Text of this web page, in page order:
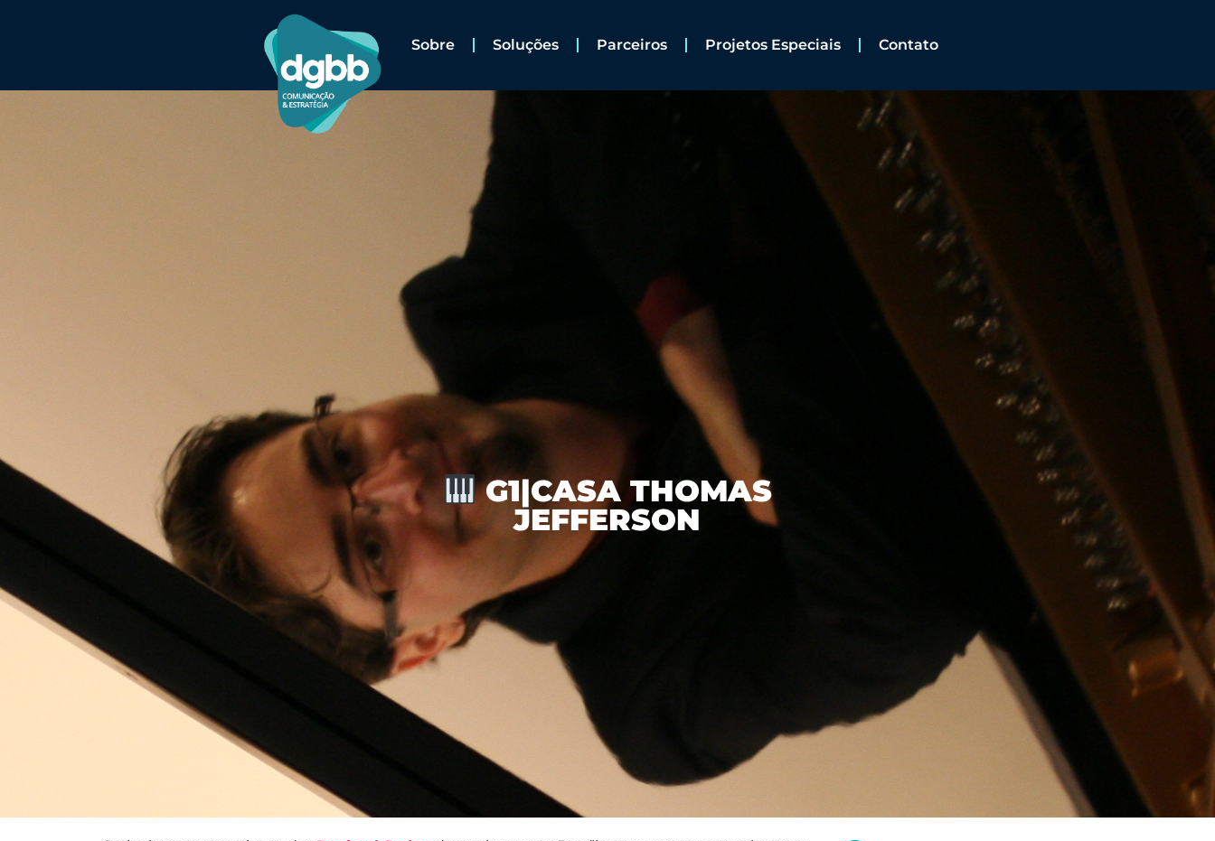
Sobre Soluções Parceiros Projetos Especiais Contato
G1|CASA THOMAS
JEFFERSON